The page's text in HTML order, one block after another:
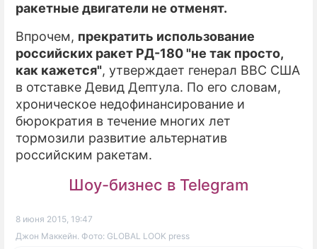
ракетные двигатели не отменят.
Впрочем, прекратить использование
российских ракет РД-180 "не так просто,
как кажется", утверждает генерал ВВС США
в отставке Девид Дептула. По его словам,
хроническое недофинансирование и
бюрократия в течение многих лет
тормозили развитие альтернатив
российским ракетам.
Шоу-бизнес в Telegram
8 июня 2015, 19:47
Джон Маккейн. Фото: GLOBAL LOOK press